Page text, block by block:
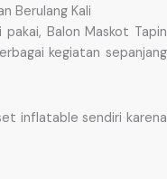
Berulang Kali
Balon Maskot Tapin
kegiatan sepanjang
inflatable sendiri karena